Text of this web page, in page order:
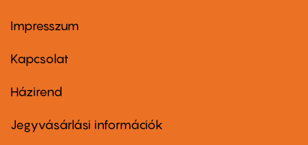
Footer
first
Impresszum
Kapcsolat
Footer
second
Házirend
Jegyvásárlási információk